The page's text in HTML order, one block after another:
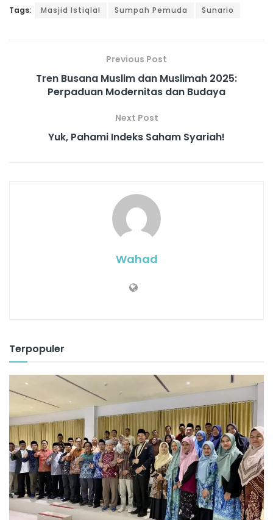
Tags: Masjid Istiqlal Sumpah Pemuda Sunario
Previous Post
Tren Busana Muslim dan Muslimah 2025:
Perpaduan Modernitas dan Budaya
Next Post
Yuk, Pahami Indeks Saham Syariah!
Wahad
Terpopuler